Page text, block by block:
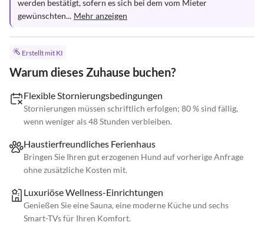
werden bestätigt, sofern es sich bei dem vom Mieter
gewünschten... Mehr anzeigen
Erstellt mit KI
Warum dieses Zuhause buchen?
Flexible Stornierungsbedingungen
Stornierungen müssen schriftlich erfolgen; 80 % sind fällig,
wenn weniger als 48 Stunden verbleiben.
Haustierfreundliches Ferienhaus
Bringen Sie Ihren gut erzogenen Hund auf vorherige Anfrage
ohne zusätzliche Kosten mit.
Luxuriöse Wellness-Einrichtungen
Genießen Sie eine Sauna, eine moderne Küche und sechs
Smart-TVs für Ihren Komfort.